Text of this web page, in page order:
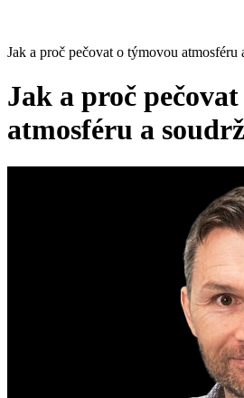
Jak a proč pečovat o týmovou atmosféru
Jak a proč
atmosféru a